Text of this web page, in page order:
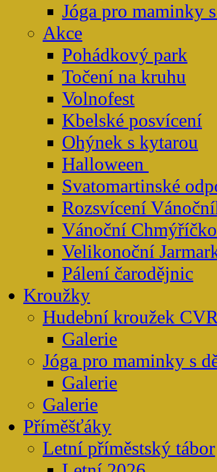
Jóga pro maminky
Akce
Pohádkový park
Točení na kruhu
Volnofest
Kbelské posvícení
Ohýnek s kytarou
Halloween
Svatomartinské
Rozsvícení
Vánoční
Velikonoční
Pálení čarodějnic
Kroužky
Hudební kroužek
Galerie
Jóga pro maminky s
Galerie
Galerie
Příměšťáky
Letní příměstský tábor